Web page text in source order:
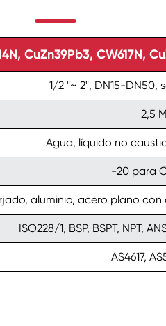
CuZn39Pb3, CW617N,
1/2 "~ 2", DN15-DN50,
2,5
Agua, líquido no
-20 para
aluminio, acero plano
ISO228/1, BSP, BSPT, NPT,
AS4617,